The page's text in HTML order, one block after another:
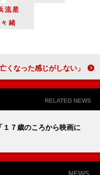
流星
緒
、急逝の前田健さん偲ぶ 「亡くなった感じがしない」
RELATED NEWS
７歳のころから映画に